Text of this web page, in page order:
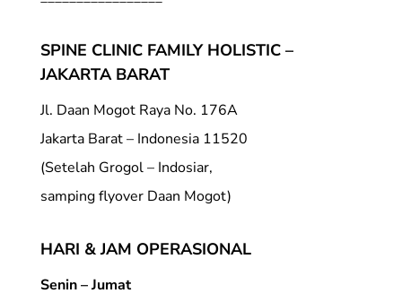
SPINE CLINIC FAMILY HOLISTIC –
JAKARTA BARAT
Jl. Daan Mogot Raya No. 176A
Jakarta Barat – Indonesia 11520
(Setelah Grogol – Indosiar,
samping flyover Daan Mogot)
HARI & JAM OPERASIONAL
Senin – Jumat